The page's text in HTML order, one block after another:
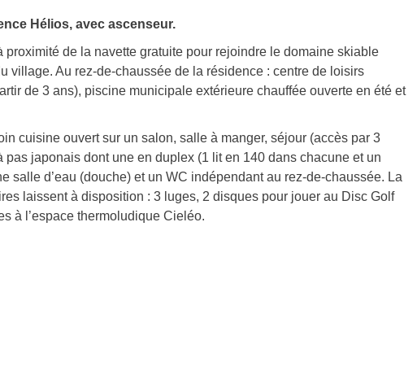
Hélios, avec ascenseur.
de la navette gratuite pour rejoindre le domaine skiable
village. Au rez-de-chaussée de la résidence : centre de loisirs
de 3 ans), piscine municipale extérieure chauffée ouverte en été et
cuisine ouvert sur un salon, salle à manger, séjour (accès par 3
japonais dont une en duplex (1 lit en 140 dans chacune et un
salle d’eau (douche) et un WC indépendant au rez-de-chaussée. La
laissent à disposition : 3 luges, 2 disques pour jouer au Disc Golf
à l’espace thermoludique Cieléo.